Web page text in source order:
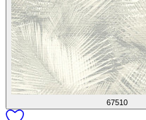
67510